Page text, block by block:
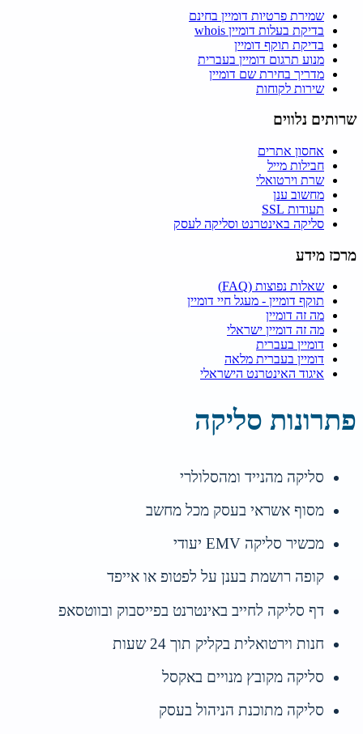
שמירת פרטיות דומיין בחינם
בדיקת בעלות דומיין whois
בדיקת תוקף דומיין
מנוע תרגום דומיין בעברית
מדריך בחירת שם דומיין
שירות לקוחות
שרותים נלווים
אחסון אתרים
חבילות מייל
שרת וירטואלי
מחשוב ענן
תעודות SSL
סליקה באינטרנט וסליקה לעסק
מרכז מידע
שאלות נפוצות (FAQ)
תוקף דומיין - מעגל חיי דומיין
מה זה דומיין
מה זה דומיין ישראלי
דומיין בעברית
דומיין בעברית מלאה
איגוד האינטרנט הישראלי
פתרונות סליקה
סליקה מהנייד ומהסלולרי
מסוף אשראי בעסק מכל מחשב
מכשיר סליקה EMV יעודי
קופה רושמת בענן על לפטופ או אייפד
דף סליקה לחייב באינטרנט בפייסבוק ובווטסאפ
חנות וירטואלית בקליק תוך 24 שעות
סליקה מקובץ מנויים באקסל
סליקה מתוכנת הניהול בעסק